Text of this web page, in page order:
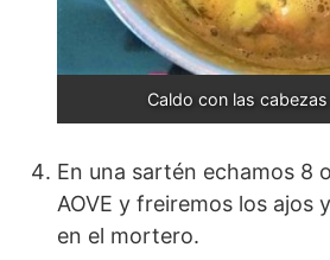
Caldo con las
En una sartén echamos 8
AOVE y freiremos los ajos
en el mortero.